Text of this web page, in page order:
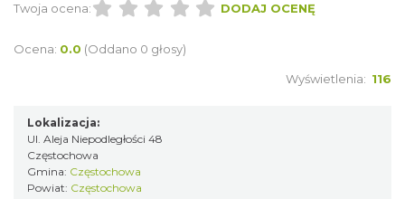
Twoja ocena:
DODAJ OCENĘ
Ocena: 0.0 (Oddano 0 głosy)
Wyświetlenia: 116
Lokalizacja:
Ul. Aleja Niepodległości 48
Częstochowa
Gmina: Częstochowa
Powiat: Częstochowa